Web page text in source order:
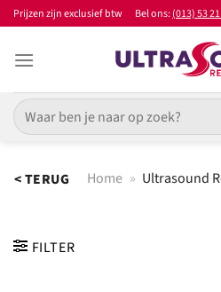
Ga
naar
inhoud
Prijzen zijn exclusief btw Bel ons:(013) 53
Zoeken
naar:
< TERUG Home » Ultrasound
FILTER